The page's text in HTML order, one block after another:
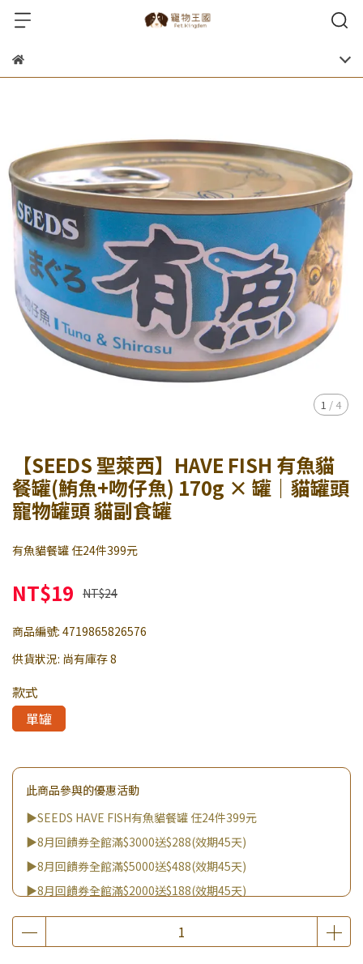
1 / 4
【SEEDS 聖萊西】HAVE FISH 有魚貓
餐罐(鮪魚+吻仔魚) 170g × 罐｜貓罐頭
寵物罐頭 貓副食罐
有魚貓餐罐 任24件399元
NT$19 NT$24
商品編號: 4719865826576
供貨狀況: 尚有庫存 8
款式
單罐
此商品參與的優惠活動
▶SEEDS HAVE FISH有魚貓餐罐 任24件399元
▶8月回饋券全館滿$3000送$288(效期45天)
▶8月回饋券全館滿$5000送$488(效期45天)
▶8月回饋券全館滿$2000送$188(效期45天)
▶8月回饋券全館滿$8000送$888(效期45天)
▶消費滿999｜享超值價$299加購BIO UP面膜